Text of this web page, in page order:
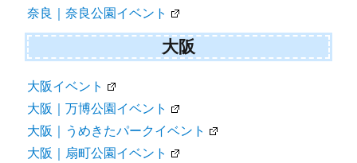
奈良｜奈良公園イベント
大阪
大阪イベント
大阪｜万博公園イベント
大阪｜うめきたパークイベント
大阪｜扇町公園イベント